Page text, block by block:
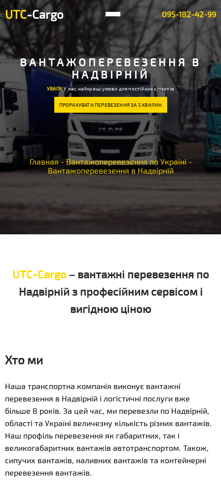
UTC-Cargo 095-182-42-99
ВАНТАЖОПЕРЕВЕЗЕННЯ В
НАДВІРНІЙ
УВАГА!У нас найкращі умови для постійних клієнтів
ПРОРАХУВАТИ ПЕРЕВЕЗЕННЯ ЗА 5 ХВИЛИН
Главная - Вантажоперевезення по Україні -
Вантажоперевезення в Надвірній
UTC-Cargo– вантажні перевезення по
Надвірній з професійним сервісом і
вигідною ціною
Хто ми
Наша транспортна компанія виконує вантажні
перевезення в Надвірній і логістичні послуги вже
більше 8 років. За цей час, ми перевезли по Надвірній,
області та Україні величезну кількість різних вантажів.
Наш профіль перевезення як габаритних, так і
великогабаритних вантажів автотранспортом. Також,
сипучих вантажів, наливних вантажів та контейнерні
перевезення вантажів.